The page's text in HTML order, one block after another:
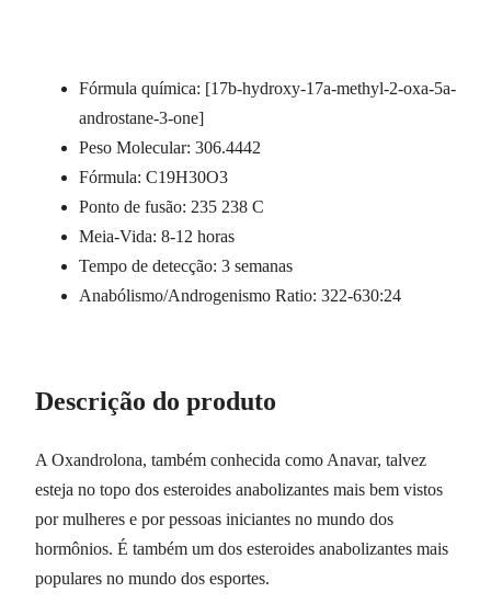
Fórmula química: [17b-hydroxy-17a-methyl-2-oxa-5a-
androstane-3-one]
Peso Molecular: 306.4442
Fórmula: C19H30O3
Ponto de fusão: 235 238 C
Meia-Vida: 8-12 horas
Tempo de detecção: 3 semanas
Anabólismo/Androgenismo Ratio: 322-630:24
Descrição do produto
A Oxandrolona, também conhecida como Anavar, talvez
esteja no topo dos esteroides anabolizantes mais bem vistos
por mulheres e por pessoas iniciantes no mundo dos
hormônios. É também um dos esteroides anabolizantes mais
populares no mundo dos esportes.